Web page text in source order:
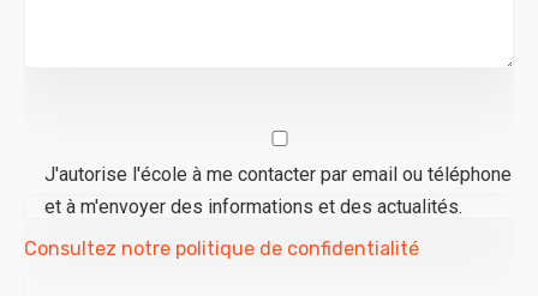
J'autorise l'école à me contacter par email ou téléphone
et à m'envoyer des informations et des actualités.
Consultez notre politique de confidentialité